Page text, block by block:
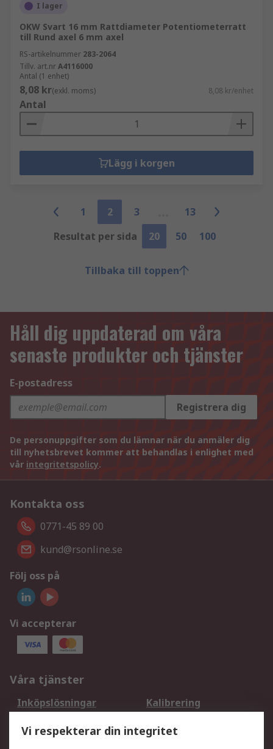
I lager
OKW Svart 16 mm Rattdiameter Potentiometerratt
till Rund axel 6 mm axel
RS-artikelnummer 283-2064
Tillv. art.nrA4116000
Antal (1 enhet)
8,08 kr(exkl. moms) 8,08 kr/enhet
Antal
Lägg i korgen
1 2 3
13
Resultat per sida
20 50 100
Tillbaka till toppen
Håll dig uppdaterad om våra
senaste produkter och tjänster
E-postadress
Registrera dig
De personuppgifter som du lämnar när du anmäler dig
till nyhetsbrevet kommer att behandlas i enlighet med
vår integritetspolicy.
Kontakta oss
0771-45 89 00
kund@rsonline.se
Följ oss på
Vi accepterar
Våra tjänster
Inköpslösningar
Kalibrering
DesignSpark
Teknisk Support
Vi respekterar din integritet